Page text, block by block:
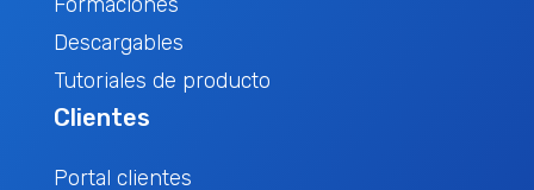
Descargables
Tutoriales de producto
Clientes
Portal clientes